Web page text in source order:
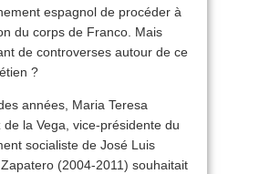
espagnol de procéder à
du corps de Franco. Mais
de controverses autour de ce
?
années, Maria Teresa
de la Vega, vice-présidente du
socialiste de José Luis
(2004-2011) souhaitait